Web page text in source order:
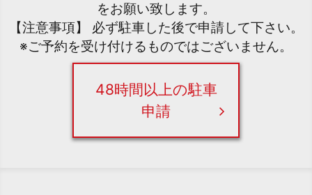
をお願い致します。
【注意事項】 必ず駐車した後で申請して下さい。
※ご予約を受け付けるものではございません。
48時間以上の駐車
申請